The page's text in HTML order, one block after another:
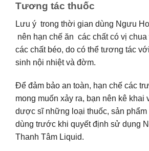
Tương tác thuốc
Lưu ý trong thời gian dùng Ngưu
nên hạn chế ăn các chất có vị
các chất béo, do có thể tương tác
sinh nội nhiệt và đờm.
Để đảm bảo an toàn, hạn chế các
mong muốn xảy ra, bạn nên kê khai
dược sĩ những loại thuốc, sản phẩm
dùng trước khi quyết định sử dụng
Thanh Tâm Liquid.